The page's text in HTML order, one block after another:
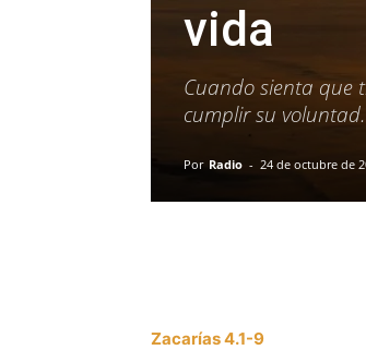
vida
Cuando sienta que
cumplir su voluntad.
Por Radio - 24 de octubre de
Zacarías 4.1-9